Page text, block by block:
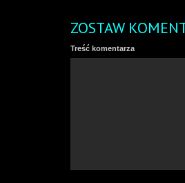
ZOSTAW
Treść komentarza